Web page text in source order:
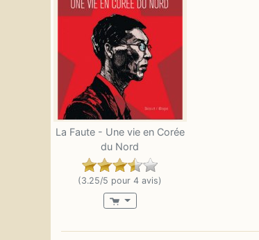
La Faute - Une vie en Corée
du Nord
(3.25/5 pour 4 avis)